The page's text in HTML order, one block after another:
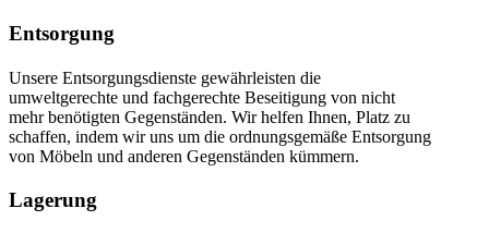
Entsorgung
Unsere Entsorgungsdienste gewährleisten die
umweltgerechte und fachgerechte Beseitigung von nicht
mehr benötigten Gegenständen. Wir helfen Ihnen, Platz zu
schaffen, indem wir uns um die ordnungsgemäße Entsorgung
von Möbeln und anderen Gegenständen kümmern.
Lagerung